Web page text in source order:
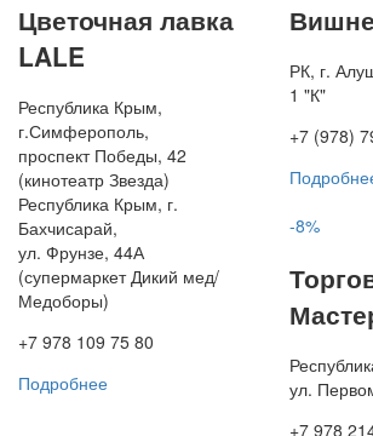
Цветочная лавка
LALE
Республика Крым,
г.Симферополь,
проспект Победы, 42
(кинотеатр Звезда)
Республика Крым, г.
Бахчисарай,
ул. Фрунзе, 44А
(супермаркет Дикий мед/
Медоборы)
+7 978 109 75 80
Подробнее
РК, г.
1 "К"
+7 (978)
-8%
ул.
+7 978